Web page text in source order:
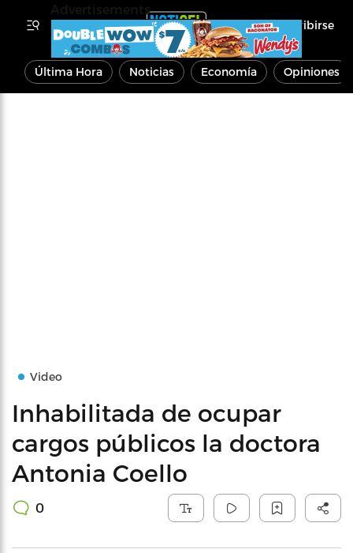
Inscribirse
Última Hora Noticias Economía Opiniones
Video
Inhabilitada de ocupar
cargos públicos la doctora
Antonia Coello
0
Advertisements